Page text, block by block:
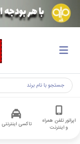
اپراتور تلفن همراه
و اینترنت
تاکسی اینترنتی